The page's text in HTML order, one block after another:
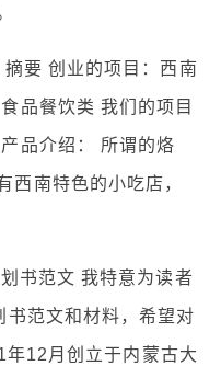
要 创业的项目：西南
品餐饮类 我们的项目
品介绍： 所谓的烙
西南特色的小吃店，
书范文 我特意为读者
范文和材料，希望对
12月创立于内蒙古大